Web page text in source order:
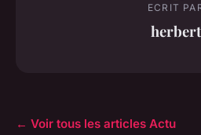
ECRIT
herbert
← Voir tous les articles Actu